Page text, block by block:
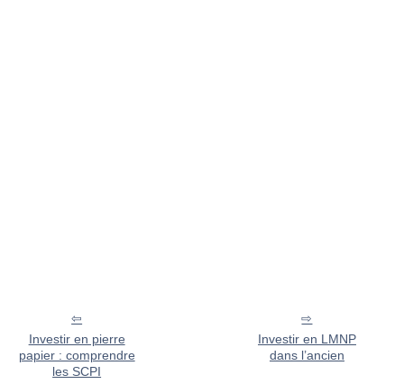
Investir en pierre
papier : comprendre
les SCPI
Investir en LMNP
dans l’ancien